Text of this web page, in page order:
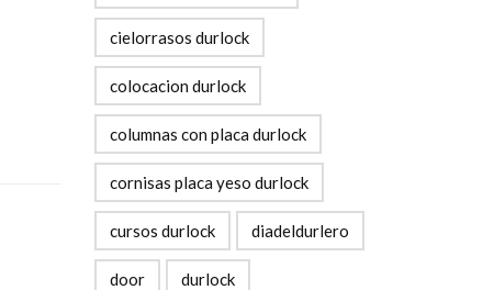
cielorrasos durlock
colocacion durlock
columnas con placa durlock
cornisas placa yeso durlock
cursos durlock diadeldurlero
door durlock